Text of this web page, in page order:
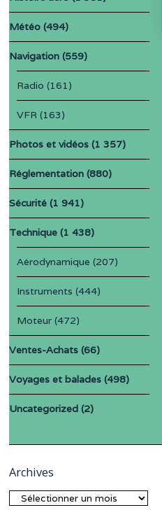
Météo (494)
Navigation (559)
Radio (161)
VFR (163)
Photos et vidéos (1 357)
Réglementation (880)
Sécurité (1 941)
Technique (1 438)
Aérodynamique (207)
Instruments (444)
Moteur (472)
Ventes-Achats (66)
Voyages et balades (498)
Uncategorized (2)
Archives
Archives